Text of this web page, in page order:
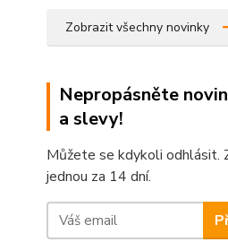
Zobrazit všechny novinky
Nepropásněte
a slevy!
Můžete se kdykoli odhlásit.
jednou za 14 dní.